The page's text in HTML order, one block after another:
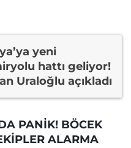
yeni
hattı geliyor!
Uraloğlu açıkladı
PANİK! BÖCEK
ALARMA